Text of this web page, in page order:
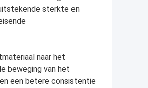
sterkte en
naar het
beweging van het
een betere consistentie